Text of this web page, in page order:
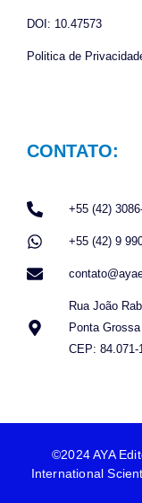
DOI: 10.47573
Politica de
CONTATO:
+55 (42)
+55 (42) 9
Rua João
Ponta
CEP: 84.071-
©2024 AYA
International